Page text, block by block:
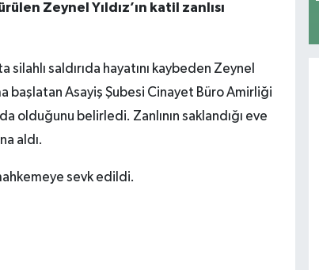
Zeynel Yıldız’ın katil zanlısı
silahlı saldırıda hayatını kaybeden Zeynel
başlatan Asayiş Şubesi Cinayet Büro Amirliği
olduğunu belirledi. Zanlının saklandığı eve
aldı.
sevk edildi.